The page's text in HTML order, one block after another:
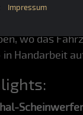
demLook des
wo das
in Handarbeit
Scheinwerfer
Impressum